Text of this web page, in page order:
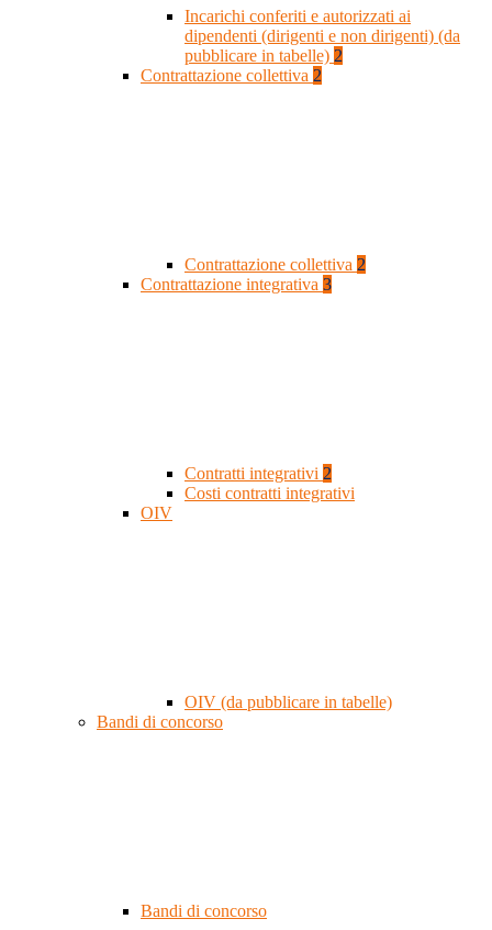
Incarichi conferiti e autorizzati ai
dipendenti (dirigenti e non dirigenti) (da
pubblicare in tabelle) 2
Contrattazione collettiva 2
Contrattazione collettiva 2
Contrattazione integrativa 3
Contratti integrativi 2
Costi contratti integrativi
OIV
OIV (da pubblicare in tabelle)
Bandi di concorso
Bandi di concorso